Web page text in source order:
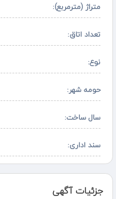
متراژ (مترمربع):
تعداد اتاق:
نوع:
حومه شهر:
سال ساخت:
سند اداری:
جزئیات آگهی